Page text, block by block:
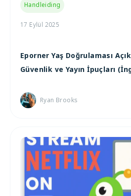
Handleiding
17 Eylül 2025
Eporner Yaş Doğrulaması
Güvenlik ve Yayın İpuçları
Ryan Brooks